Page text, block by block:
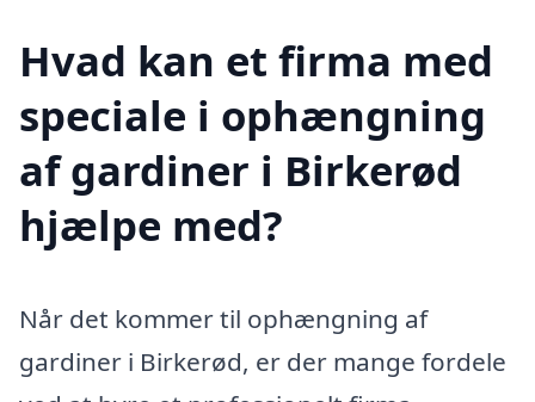
Hvad kan et firma med
speciale i ophængning
af gardiner i Birkerød
hjælpe med?
Når det kommer til ophængning af
gardiner i Birkerød, er der mange fordele